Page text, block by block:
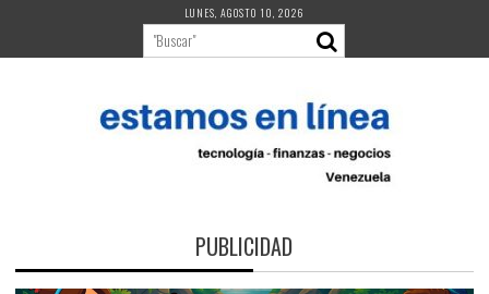
contenido
LUNES, AGOSTO 10, 2026
PUBLICIDAD